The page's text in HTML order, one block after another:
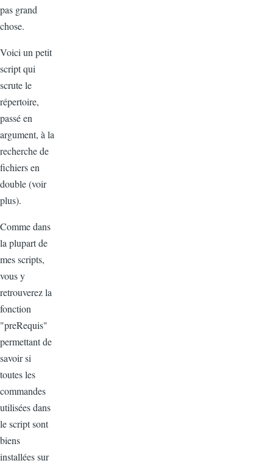
pas grand
chose.
Voici un petit
script qui
scrute le
répertoire,
passé en
argument, à la
recherche de
fichiers en
double (voir
plus).
Comme dans
la plupart de
mes scripts,
vous y
retrouverez la
fonction
"preRequis"
permettant de
savoir si
toutes les
commandes
utilisées dans
le script sont
biens
installées sur